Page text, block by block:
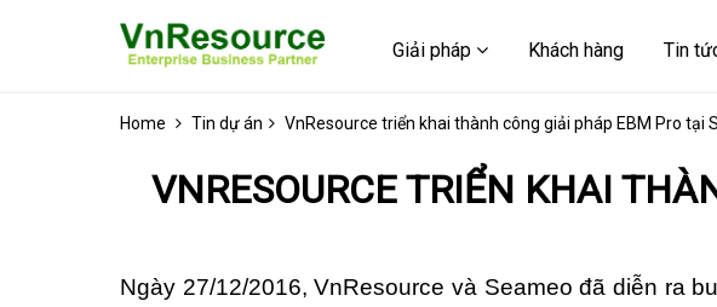
Giải pháp Khách hàng Tin
Home Tin dự án VnResource triển khai thành công giải pháp EBM Pro tại
VNRESOURCE TRIỂN KHAI
Ngày 27/12/2016, VnResource và Seameo đã diễn ra